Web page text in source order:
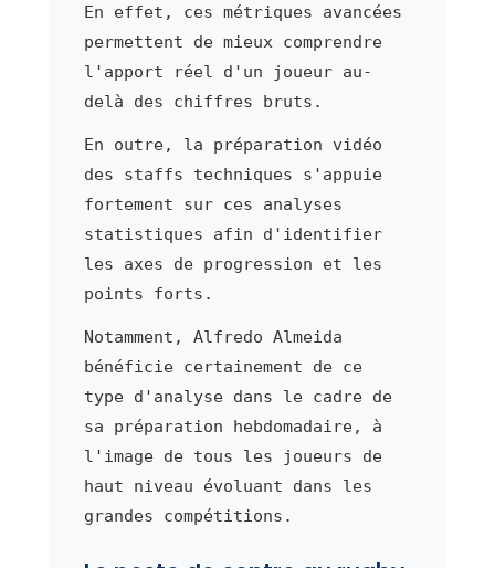
En effet, ces métriques avancées
permettent de mieux comprendre
l'apport réel d'un joueur au-
delà des chiffres bruts.
En outre, la préparation vidéo
des staffs techniques s'appuie
fortement sur ces analyses
statistiques afin d'identifier
les axes de progression et les
points forts.
Notamment, Alfredo Almeida
bénéficie certainement de ce
type d'analyse dans le cadre de
sa préparation hebdomadaire, à
l'image de tous les joueurs de
haut niveau évoluant dans les
grandes compétitions.